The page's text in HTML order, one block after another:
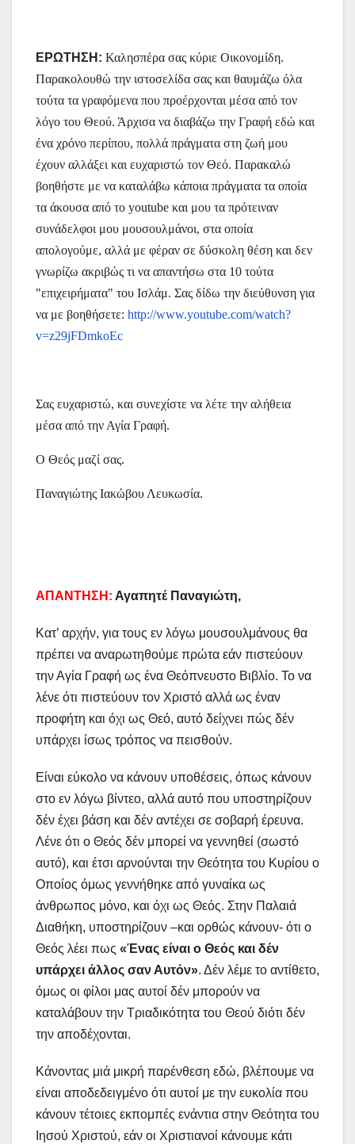
ΕΡΩΤΗΣΗ: Καλησπέρα σας κύριε Οικονομίδη.
Παρακολουθώ την ιστοσελίδα σας και θαυμάζω όλα
τούτα τα γραφόμενα που προέρχονται μέσα από τον
λόγο του Θεού. Άρχισα να διαβάζω την Γραφή εδώ και
ένα χρόνο περίπου, πολλά πράγματα στη ζωή μου
έχουν αλλάξει και ευχαριστώ τον Θεό. Παρακαλώ
βοηθήστε με να καταλάβω κάποια πράγματα τα οποία
τα άκουσα από το youtube και μου τα πρότειναν
συνάδελφοι μου μουσουλμάνοι, στα οποία
απολογούμε, αλλά με φέραν σε δύσκολη θέση και δεν
γνωρίζω ακριβώς τι να απαντήσω στα 10 τούτα
"επιχειρήματα" του Ισλάμ. Σας δίδω την διεύθυνση για
να με βοηθήσετε: http://www.youtube.com/watch?
v=z29jFDmkoEc
Σας ευχαριστώ, και συνεχίστε να λέτε την αλήθεια
μέσα από την Αγία Γραφή.
Ο Θεός μαζί σας.
Παναγιώτης Ιακώβου Λευκωσία.
ΑΠΑΝΤΗΣΗ: Αγαπητέ Παναγιώτη,
Κατ’ αρχήν, για τους εν λόγω μουσουλμάνους θα
πρέπει να αναρωτηθούμε πρώτα εάν πιστεύουν
την Αγία Γραφή ως ένα Θεόπνευστο Βιβλίο. Το να
λένε ότι πιστεύουν τον Χριστό αλλά ως έναν
προφήτη και όχι ως Θεό, αυτό δείχνει πώς δέν
υπάρχει ίσως τρόπος να πεισθούν.
Είναι εύκολο να κάνουν υποθέσεις, όπως κάνουν
στο εν λόγω βίντεο, αλλά αυτό που υποστηρίζουν
δέν έχει βάση και δέν αντέχει σε σοβαρή έρευνα.
Λένε ότι ο Θεός δέν μπορεί να γεννηθεί (σωστό
αυτό), και έτσι αρνούνται την Θεότητα του Κυρίου ο
Οποίος όμως γεννήθηκε από γυναίκα ως
άνθρωπος μόνο, και όχι ως Θεός. Στην Παλαιά
Διαθήκη, υποστηρίζουν –και ορθώς κάνουν- ότι ο
Θεός λέει πως «Ένας είναι ο Θεός και δέν
υπάρχει άλλος σαν Αυτόν». Δέν λέμε το αντίθετο,
όμως οι φίλοι μας αυτοί δέν μπορούν να
καταλάβουν την Τριαδικότητα του Θεού διότι δέν
την αποδέχονται.
Κάνοντας μιά μικρή παρένθεση εδώ, βλέπουμε να
είναι αποδεδειγμένο ότι αυτοί με την ευκολία που
κάνουν τέτοιες εκπομπές ενάντια στην Θεότητα του
Ιησού Χριστού, εάν οι Χριστιανοί κάνουμε κάτι